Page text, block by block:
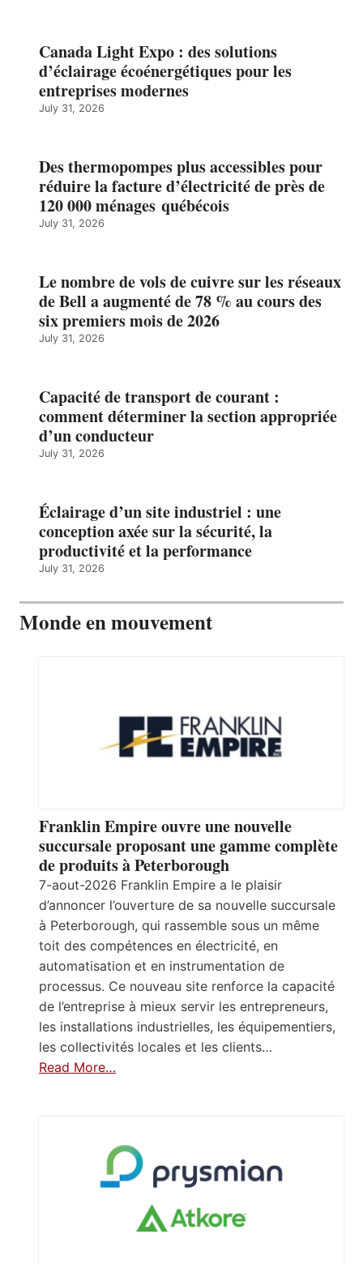
Canada Light Expo : des solutions
d’éclairage écoénergétiques pour les
entreprises modernes
July 31, 2026
Des thermopompes plus accessibles pour
réduire la facture d’électricité de près de
120 000 ménages québécois
July 31, 2026
Le nombre de vols de cuivre sur les réseaux
de Bell a augmenté de 78 % au cours des
six premiers mois de 2026
July 31, 2026
Capacité de transport de courant :
comment déterminer la section appropriée
d’un conducteur
July 31, 2026
Éclairage d’un site industriel : une
conception axée sur la sécurité, la
productivité et la performance
July 31, 2026
Monde en mouvement
Franklin Empire ouvre une nouvelle
succursale proposant une gamme complète
de produits à Peterborough
7-aout-2026 Franklin Empire a le plaisir
d’annoncer l’ouverture de sa nouvelle succursale
à Peterborough, qui rassemble sous un même
toit des compétences en électricité, en
automatisation et en instrumentation de
processus. Ce nouveau site renforce la capacité
de l’entreprise à mieux servir les entrepreneurs,
les installations industrielles, les équipementiers,
les collectivités locales et les clients…
Read More…